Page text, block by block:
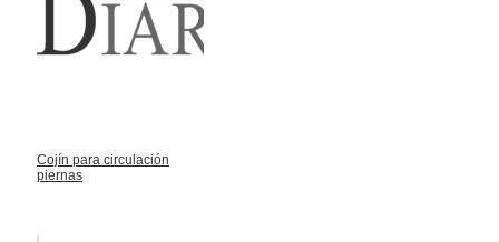
Cojín para circulación
piernas